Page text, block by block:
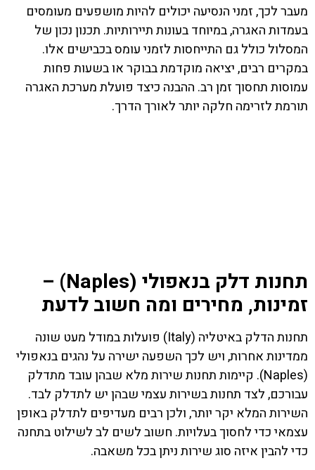
מעבר לכך, זמני הנסיעה יכולים להיות מושפעים מעומסים
בעמדות האגרה, במיוחד בעונות תיירותיות. תכנון נכון של
המסלול כולל גם התייחסות לזמני עומס בכבישים אלו.
במקרים רבים, יציאה מוקדמת בבוקר או בשעות פחות
עמוסות תחסוך זמן רב. ההבנה כיצד פועלת מערכת האגרה
תורמת לזרימה חלקה יותר לאורך הדרך.
תחנות דלק בנאפולי (Naples) –
זמינות, מחירים ומה חשוב לדעת
תחנות הדלק באיטליה (Italy) פועלות במודל מעט שונה
ממדינות אחרות, ויש לכך השפעה ישירה על נהגים בנאפולי
(Naples). קיימות תחנות שירות מלא שבהן עובד מתדלק
עבורכם, לצד תחנות בשירות עצמי שבהן יש לתדלק לבד.
השירות המלא יקר יותר, ולכן רבים מעדיפים לתדלק באופן
עצמאי כדי לחסוך בעלויות. חשוב לשים לב לשילוט בתחנה
כדי להבין איזה סוג שירות ניתן בכל משאבה.